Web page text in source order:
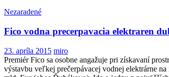
Nezaradené
Fico vodna precerpavacia elektraren
23. apríla 2015 miro
Premiér Fico sa osobne angažuje pri získavaní
výstavbu veľkej prečerpávacej vodnej elektrárne